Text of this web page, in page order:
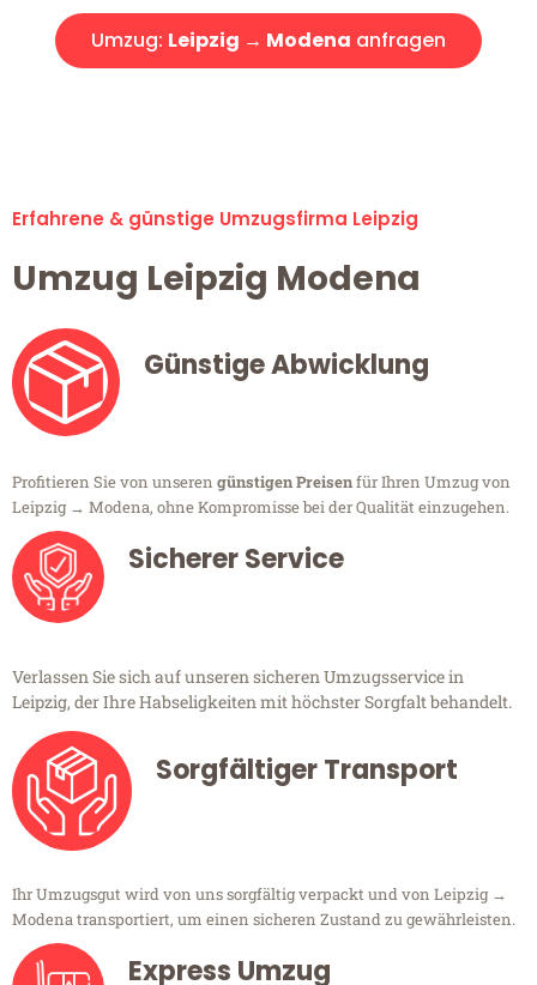
Umzug: Leipzig → Modena anfragen
Erfahrene & günstige Umzugsfirma Leipzig
Umzug Leipzig Modena
Günstige Abwicklung
Profitieren Sie von unseren günstigen Preisenfür Ihren Umzug von
Leipzig → Modena, ohne Kompromisse bei der Qualität einzugehen.
Sicherer Service
Verlassen Sie sich auf unseren sicheren Umzugsservice in
Leipzig, der Ihre Habseligkeiten mit höchster Sorgfalt behandelt.
Sorgfältiger Transport
Ihr Umzugsgut wird von uns sorgfältig verpackt und von Leipzig →
Modena transportiert, um einen sicheren Zustand zu gewährleisten.
Express Umzug